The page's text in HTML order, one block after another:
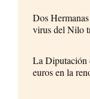
Dos
virus del Nilo
La Diputación
euros en la